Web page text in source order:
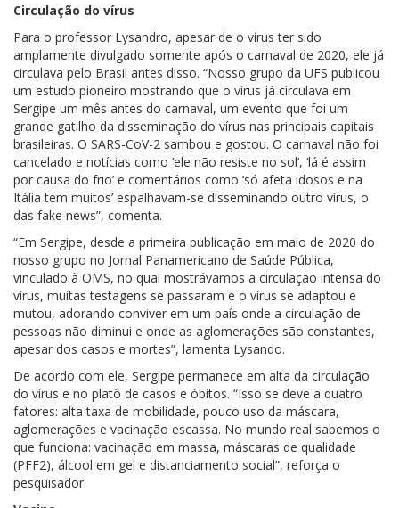
Circulação do vírus
Para o professor Lysandro, apesar de o vírus ter sido
amplamente divulgado somente após o carnaval de 2020, ele já
circulava pelo Brasil antes disso. “Nosso grupo da UFS publicou
um estudo pioneiro mostrando que o vírus já circulava em
Sergipe um mês antes do carnaval, um evento que foi um
grande gatilho da disseminação do vírus nas principais capitais
brasileiras. O SARS-CoV-2 sambou e gostou. O carnaval não foi
cancelado e notícias como ‘ele não resiste no sol’, ‘lá é assim
por causa do frio’ e comentários como ‘só afeta idosos e na
Itália tem muitos’ espalhavam-se disseminando outro vírus, o
das fake news”, comenta.
“Em Sergipe, desde a primeira publicação em maio de 2020 do
nosso grupo no Jornal Panamericano de Saúde Pública,
vinculado à OMS, no qual mostrávamos a circulação intensa do
vírus, muitas testagens se passaram e o vírus se adaptou e
mutou, adorando conviver em um país onde a circulação de
pessoas não diminui e onde as aglomerações são constantes,
apesar dos casos e mortes”, lamenta Lysando.
De acordo com ele, Sergipe permanece em alta da circulação
do vírus e no platô de casos e óbitos. “Isso se deve a quatro
fatores: alta taxa de mobilidade, pouco uso da máscara,
aglomerações e vacinação escassa. No mundo real sabemos o
que funciona: vacinação em massa, máscaras de qualidade
(PFF2), álcool em gel e distanciamento social”, reforça o
pesquisador.